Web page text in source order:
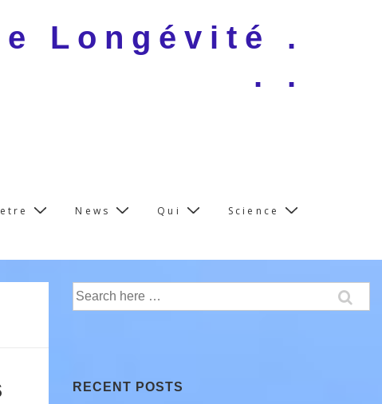
Longévité .
. .
News Qui Science
Search
for:
RECENT POSTS